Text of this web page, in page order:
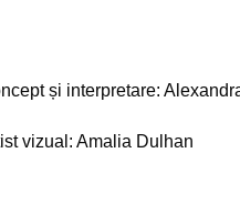
și interpretare:
vizual: Amalia Dulhan